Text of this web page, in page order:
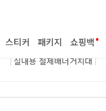
스티커 패키지 쇼핑백•
| 실내용 철제배너거치대 |